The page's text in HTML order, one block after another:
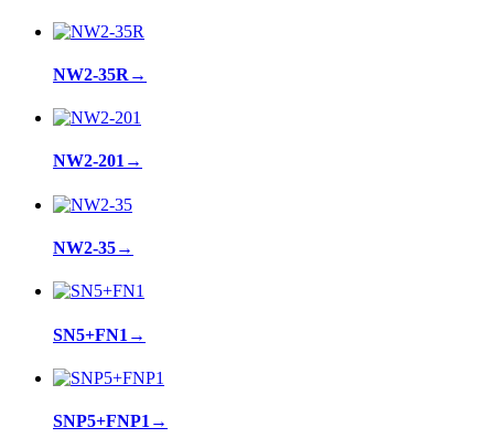
NW2-35R →
NW2-201→
NW2-35→
SN5+FN1 →
SNP5+FNP1 →